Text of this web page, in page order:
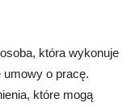
która wykonuje
o pracę.
które mogą